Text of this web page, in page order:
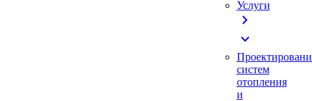
Услуги
chevron_right
expand_more
систем
отопления
и